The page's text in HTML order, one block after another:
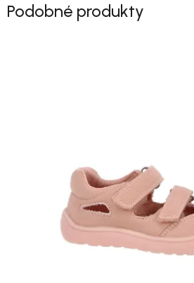
Podobné produkty